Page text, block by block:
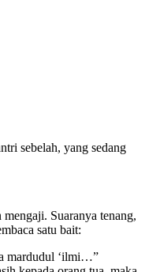
sebelah, yang sedang
Suaranya tenang,
satu bait:
mardudul ‘ilmi…”